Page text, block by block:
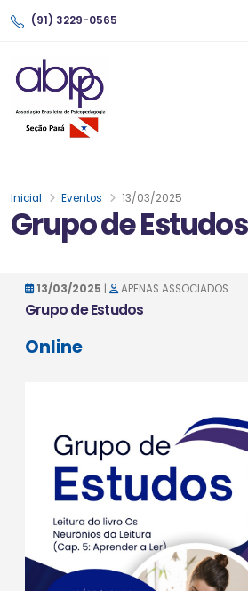
(91) 3229-0565
Grupo de Estudos
Inicial Eventos 13/03/2025
13/03/2025 | APENAS ASSOCIADOS
Grupo de Estudos
Online